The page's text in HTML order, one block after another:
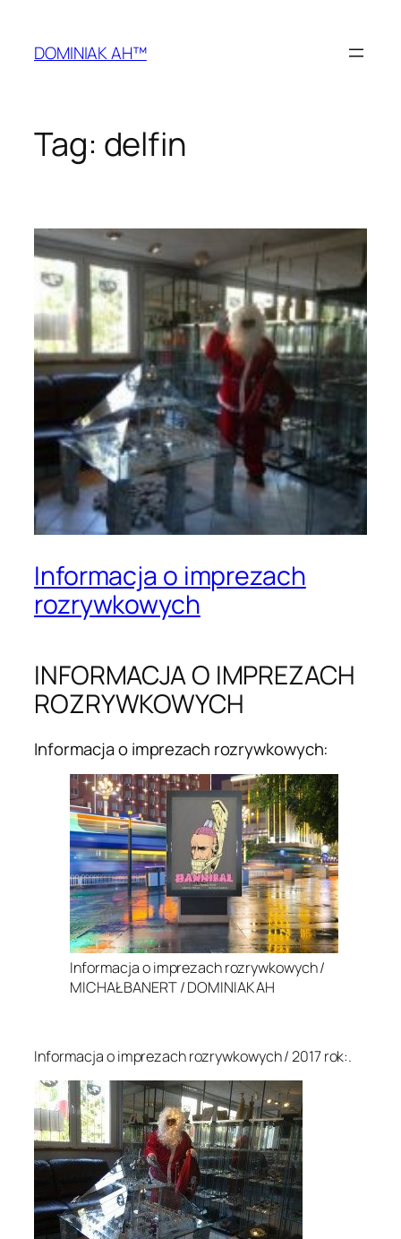
treściDOMINIAK AH™
Tag: delfin
Informacja o imprezach
rozrywkowych
INFORMACJA O IMPREZACH
ROZRYWKOWYCH
Informacja o imprezach rozrywkowych:
Informacja o imprezach rozrywkowych /
MICHAŁ BANERT / DOMINIAK AH
Informacja o imprezach rozrywkowych / 2017 rok:.